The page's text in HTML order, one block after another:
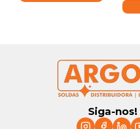
Siga-nos!